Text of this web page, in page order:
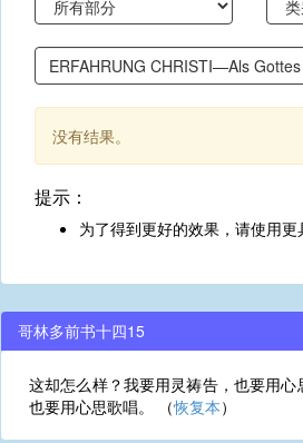
没有结果。
提示：
为了得到更好的效果，请使用更
哥林多前书十四15
这却怎么样？我要用灵祷告，也要用心
也要用心思歌唱。 （恢复本）